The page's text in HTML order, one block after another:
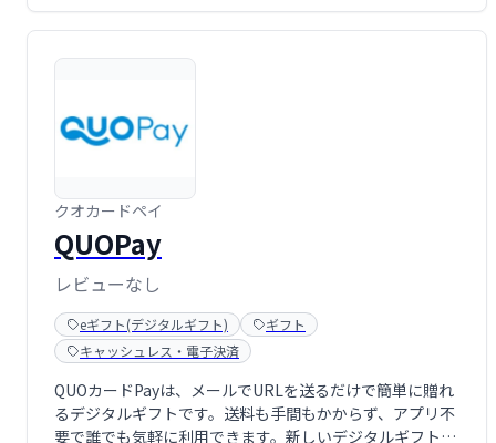
クオカードペイ
QUOPay
レビューなし
eギフト(デジタルギフト)
ギフト
キャッシュレス・電子決済
QUOカードPayは、メールでURLを送るだけで簡単に贈れ
るデジタルギフトです。送料も手間もかからず、アプリ不
要で誰でも気軽に利用できます。新しいデジタルギフトの